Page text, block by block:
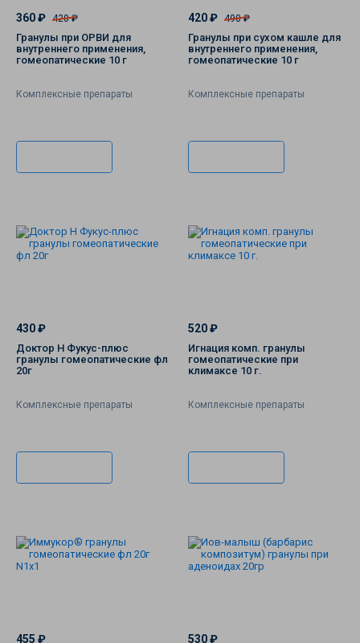
360 ₽ 420 ₽
Гранулы при ОРВИ для
внутреннего применения,
гомеопатические 10 г
Комплексные препараты
420 ₽ 490 ₽
Гранулы при сухом кашле для
внутреннего применения,
гомеопатические 10 г
Комплексные препараты
430 ₽
Доктор Н Фукус-плюс
гранулы гомеопатические фл
20г
Комплексные препараты
520 ₽
Игнация комп. гранулы
гомеопатические при
климаксе 10 г.
Комплексные препараты
455 ₽ 530 ₽